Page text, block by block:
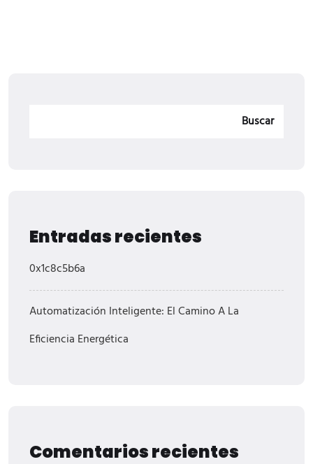
Buscar
Entradas recientes
0x1c8c5b6a
Automatización Inteligente: El Camino A La
Eficiencia Energética
Comentarios recientes